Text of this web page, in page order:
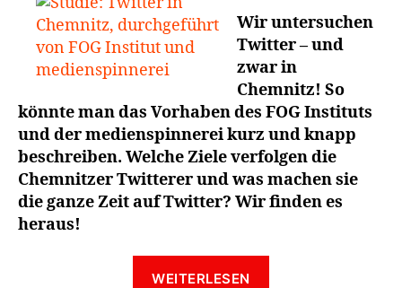
Wir untersuchen
Twitter – und
zwar in
Chemnitz! So
könnte man das Vorhaben des FOG Instituts
und der medienspinnerei kurz und knapp
beschreiben. Welche Ziele verfolgen die
Chemnitzer Twitterer und was machen sie
die ganze Zeit auf Twitter? Wir finden es
heraus!
WEITERLESEN